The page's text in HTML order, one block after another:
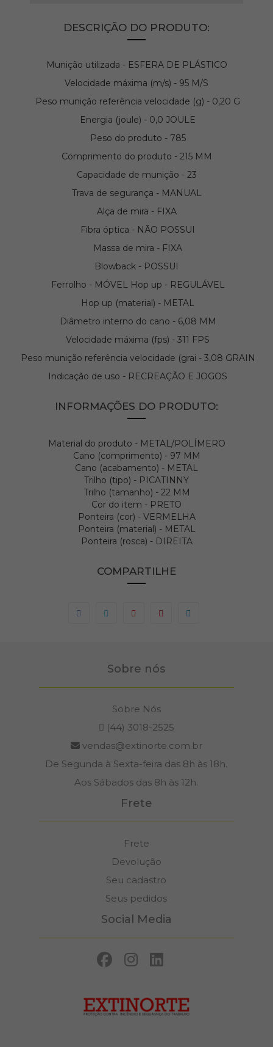
DESCRIÇÃO DO PRODUTO:
Munição utilizada - ESFERA DE PLÁSTICO
Velocidade máxima (m/s) - 95 M/S
Peso munição referência velocidade (g) - 0,20 G
Energia (joule) - 0,0 JOULE
Peso do produto - 785
Comprimento do produto - 215 MM
Capacidade de munição - 23
Trava de segurança - MANUAL
Alça de mira - FIXA
Fibra óptica - NÃO POSSUI
Massa de mira - FIXA
Blowback - POSSUI
Ferrolho - MÓVEL Hop up - REGULÁVEL
Hop up (material) - METAL
Diâmetro interno do cano - 6,08 MM
Velocidade máxima (fps) - 311 FPS
Peso munição referência velocidade (grai - 3,08 GRAIN
Indicação de uso - RECREAÇÃO E JOGOS
INFORMAÇÕES DO PRODUTO:
Material do produto - METAL/POLÍMERO
Cano (comprimento) - 97 MM
Cano (acabamento) - METAL
Trilho (tipo) - PICATINNY
Trilho (tamanho) - 22 MM
Cor do item - PRETO
Ponteira (cor) - VERMELHA
Ponteira (material) - METAL
Ponteira (rosca) - DIREITA
COMPARTILHE
Sobre nós
Sobre Nós
(44) 3018-2525
vendas@extinorte.com.br
De Segunda à Sexta-feira das 8h às 18h.
Aos Sábados das 8h às 12h.
Frete
Frete
Devolução
Seu cadastro
Seus pedidos
Social Media